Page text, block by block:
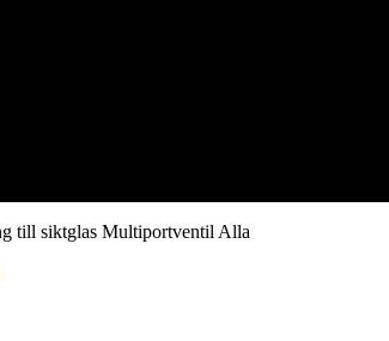
till siktglas Multiportventil Alla